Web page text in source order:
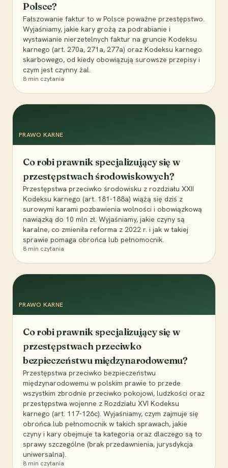
Polsce?
Fałszowanie faktur to w Polsce poważne przestępstwo.
Wyjaśniamy, jakie kary grożą za podrabianie i
wystawianie nierzetelnych faktur na gruncie Kodeksu
karnego (art. 270a, 271a, 277a) oraz Kodeksu karnego
skarbowego, od kiedy obowiązują surowsze przepisy i
czym jest czynny żal.
8 min czytania
PRAWO KARNE
Co robi prawnik specjalizujący się w
przestępstwach środowiskowych?
Przestępstwa przeciwko środowisku z rozdziału XXII
Kodeksu karnego (art. 181-188a) wiążą się dziś z
surowymi karami pozbawienia wolności i obowiązkową
nawiązką do 10 mln zł. Wyjaśniamy, jakie czyny są
karalne, co zmieniła reforma z 2022 r. i jak w takiej
sprawie pomaga obrońca lub pełnomocnik.
8 min czytania
PRAWO KARNE
Co robi prawnik specjalizujący się w
przestępstwach przeciwko
bezpieczeństwu międzynarodowemu?
Przestępstwa przeciwko bezpieczeństwu
międzynarodowemu w polskim prawie to przede
wszystkim zbrodnie przeciwko pokojowi, ludzkości oraz
przestępstwa wojenne z Rozdziału XVI Kodeksu
karnego (art. 117-126c). Wyjaśniamy, czym zajmuje się
obrońca lub pełnomocnik w takich sprawach, jakie
czyny i kary obejmuje ta kategoria oraz dlaczego są to
sprawy szczególne (brak przedawnienia, jurysdykcja
uniwersalna).
8 min czytania